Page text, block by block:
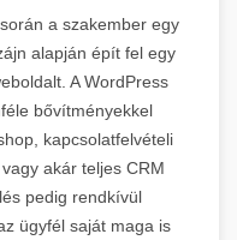
a szakember egy
alapján épít fel egy
A WordPress
bővítményekkel
kapcsolatfelvételi
akár teljes CRM
pedig rendkívül
ügyfél saját maga is